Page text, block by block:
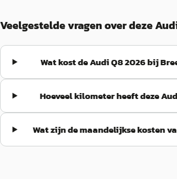
Veelgestelde vragen over deze
Wat kost de Audi Q8 2026 bij
Hoeveel kilometer heeft deze
Wat zijn de maandelijkse kosten